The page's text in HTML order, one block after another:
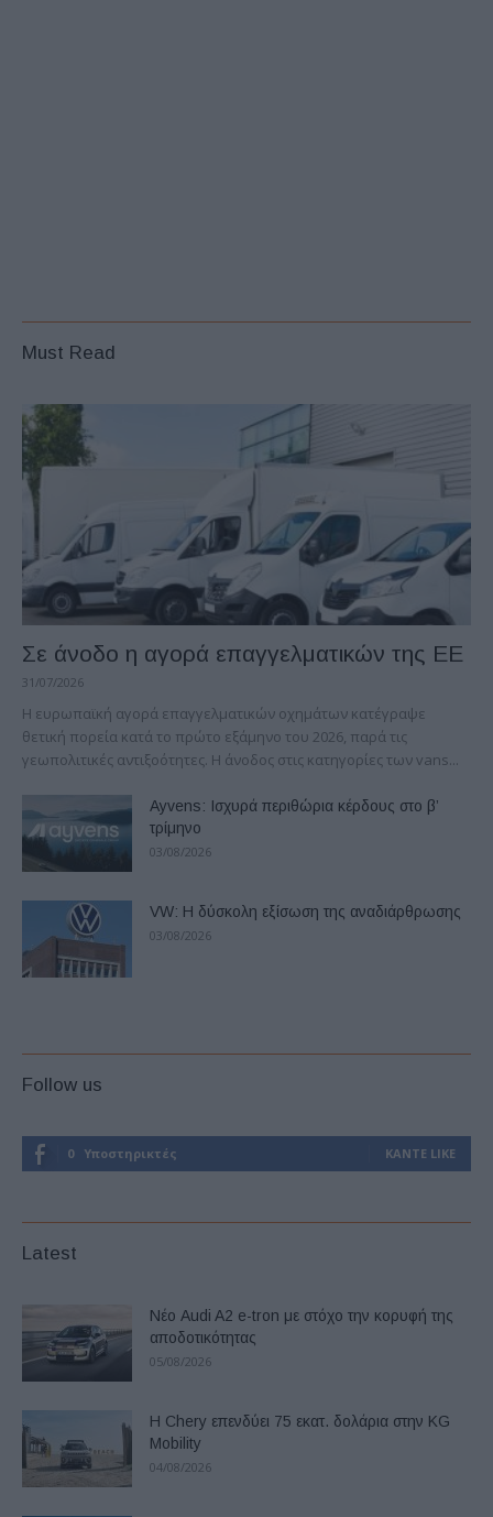
Must Read
Σε άνοδο η αγορά επαγγελματικών της ΕΕ
31/07/2026
Η ευρωπαϊκή αγορά επαγγελματικών οχημάτων κατέγραψε
θετική πορεία κατά το πρώτο εξάμηνο του 2026, παρά τις
γεωπολιτικές αντιξοότητες. Η άνοδος στις κατηγορίες των vans...
Ayvens: Iσχυρά περιθώρια κέρδους στο β’
τρίμηνο
03/08/2026
VW: Η δύσκολη εξίσωση της αναδιάρθρωσης
03/08/2026
Follow us
0 Υποστηρικτές ΚΆΝΤΕ LIKE
Latest
Νέο Audi A2 e-tron με στόχο την κορυφή της
αποδοτικότητας
05/08/2026
Η Chery επενδύει 75 εκατ. δολάρια στην KG
Mobility
04/08/2026